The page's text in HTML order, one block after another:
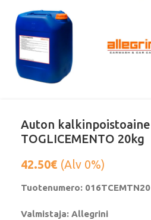
Auton kalkinpoistoaine
TOGLICEMENTO 20kg
42.50€ (Alv 0%)
Tuotenumero: 016TCEMTN20
Valmistaja: Allegrini